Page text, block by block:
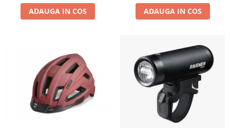
ADAUGA IN COS ADAUGA IN COS